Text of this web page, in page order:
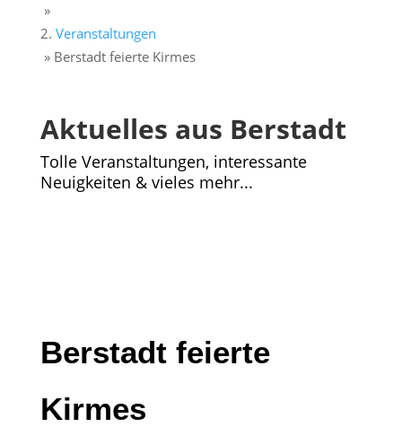
»
Veranstaltungen
» Berstadt feierte Kirmes
Aktuelles aus Berstadt
Tolle Veranstaltungen, interessante
Neuigkeiten & vieles mehr...
Berstadt feierte
Kirmes